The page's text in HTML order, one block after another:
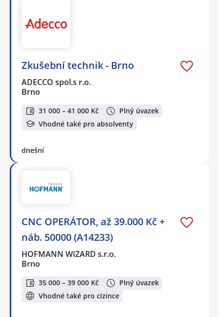
Zkušební technik - Brno
ADECCO spol.s r.o.
Brno
31 000 – 41 000 Kč
Plný úvazek
Vhodné také pro absolventy
dnešní
CNC OPERÁTOR, až 39.000 Kč +
náb. 50000 (A14233)
HOFMANN WIZARD s.r.o.
Brno
35 000 – 39 000 Kč
Plný úvazek
Vhodné také pro cizince